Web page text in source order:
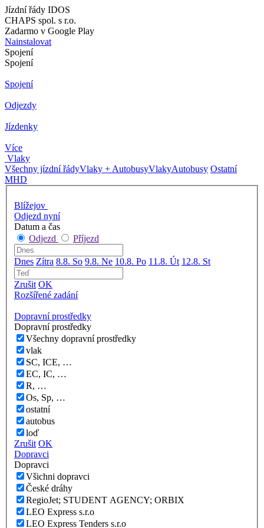
Jízdní řády IDOS
CHAPS spol. s r.o.
Zadarmo v Google Play
Nainstalovat
Spojení
Spojení
Spojení
Odjezdy
Jízdenky
Více
Vlaky
Všechny jízdní řádyVlaky + AutobusyVlakyAutobusy Ostatní
MHD
Blížejov
Odjezd nyní
Datum a čas
Odjezd
Příjezd
Dnes Zítra 8.8. So 9.8. Ne 10.8. Po 11.8. Út 12.8. St
Zrušit OK
Rozšířené zadání
Dopravní prostředky
Dopravní prostředky
Všechny dopravní prostředky
vlak
SC, ICE, …
EC, IC, …
R, …
Os, Sp, …
ostatní
autobus
loď
Zrušit OK
Dopravci
Dopravci
Všichni dopravci
České dráhy
RegioJet; STUDENT AGENCY; ORBIX
LEO Express s.r.o
LEO Express Tenders s.r.o